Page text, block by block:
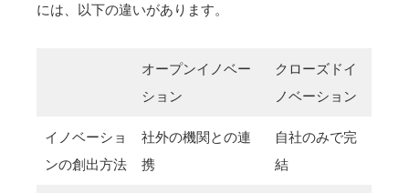
には、以下の違いがあります。
オープンイノベー
ション
クローズドイ
ノベーション
イノベーショ
ンの創出方法
社外の機関との連
携
自社のみで完
結